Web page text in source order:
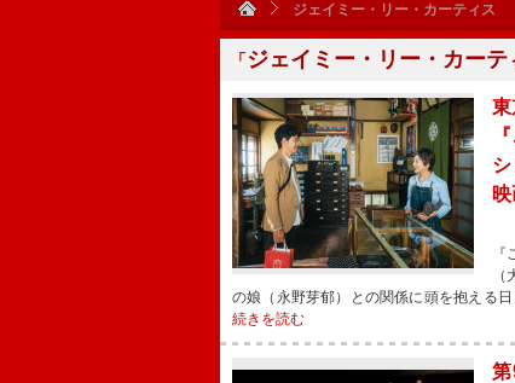
ジェイミー・リー・カーティス
「ジェイミー・リー・カーテ
東
の娘（永野芽郁）との関係に頭を抱える
続きを読む